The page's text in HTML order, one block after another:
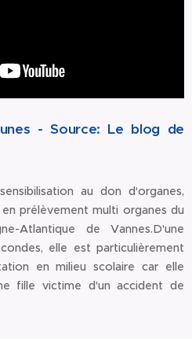
- Source: Le blog de
au don d'organes,
prélèvement multi organes du
Atlantique de Vannes.D'une
elle est particulièrement
en milieu scolaire car elle
fille victime d'un accident de